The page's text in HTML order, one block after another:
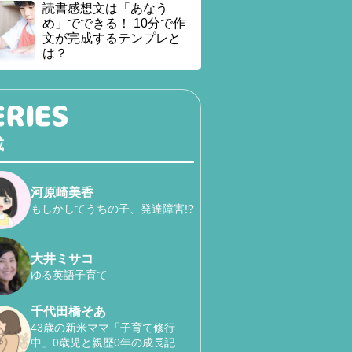
読書感想文は「あなう
め」でできる！ 10分で作
文が完成するテンプレと
は？
河原崎美香
もしかしてうちの子、発達障害!?
大井ミサコ
ゆる英語子育て
千代田橋そあ
43歳の新米ママ「子育て修行
中」0歳児と親歴0年の成長記